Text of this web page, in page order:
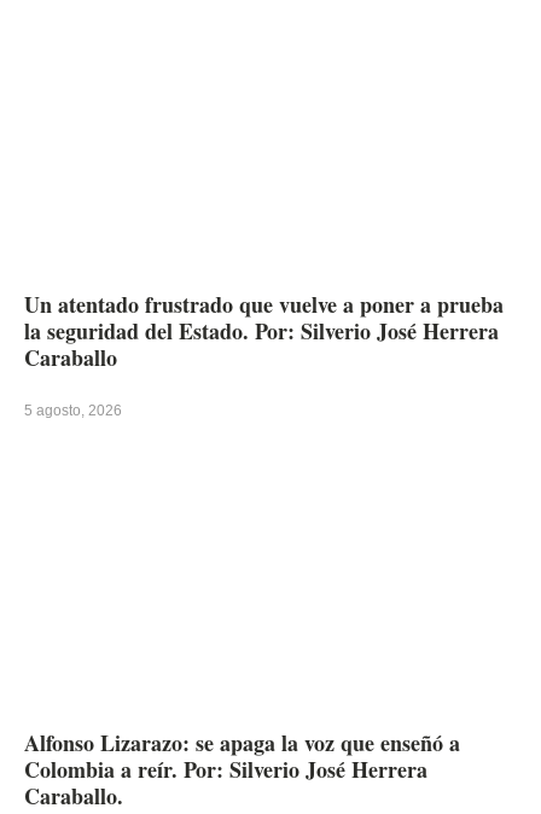
Un atentado frustrado que vuelve a poner a prueba
la seguridad del Estado. Por: Silverio José Herrera
Caraballo
5 agosto, 2026
Alfonso Lizarazo: se apaga la voz que enseñó a
Colombia a reír. Por: Silverio José Herrera
Caraballo.